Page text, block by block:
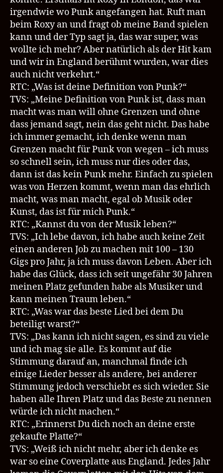
irgendwie wo Punk angefangen hat. Ruft man
beim Roxy an und fragt ob meine Band spielen
kann und der Typ sagt ja, das war super, was
wollte ich mehr? Aber natürlich als der Hit kam
und wir in England berühmt wurden, war dies
auch nicht verkehrt.“
RTC: „Was ist deine Definition von Punk?“
TVS: „Meine Definition von Punk ist, dass man
macht was man will ohne Grenzen und ohne
dass jemand sagt, nein das geht nicht. Das habe
ich immer gemacht, ich denke wenn man
Grenzen macht für Punk von wegen – ich muss
so schnell sein, ich muss nur dies oder das,
dann ist das kein Punk mehr. Einfach zu spielen
was von Herzen kommt, wenn man das ehrlich
macht, was man macht, egal ob Musik oder
Kunst, das ist für mich Punk.“
RTC: „Kannst du von der Musik leben?“
TVS: „Ich lebe davon, ich habe auch keine Zeit
einen anderen Job zu machen mit 100 – 130
Gigs pro Jahr, ja ich muss davon Leben. Aber ich
habe das Glück, dass ich seit ungefähr 30 Jahren
meinen Platz gefunden habe als Musiker und
kann meinen Traum leben.“
RTC: „Was war das beste Lied bei dem Du
beteiligt warst?“
TVS: „Das kann ich nicht sagen, es sind zu viele
und ich mag sie alle. Es kommt auf die
Stimmung darauf an, manchmal finde ich
einige Lieder besser als andere, bei anderer
Stimmung jedoch verschiebt es sich wieder. Sie
haben alle Ihren Platz und das Beste zu nennen
würde ich nicht machen.“
RTC: „Erinnerst Du dich noch an deine erste
gekaufte Platte?“
TVS: „Weiß ich nicht mehr, aber ich denke es
war so eine Coverplatte aus England. Jedes Jahr